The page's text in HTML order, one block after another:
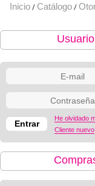
Inicio / Catálogo /
Usuario
He olvidado
Cliente nuevo